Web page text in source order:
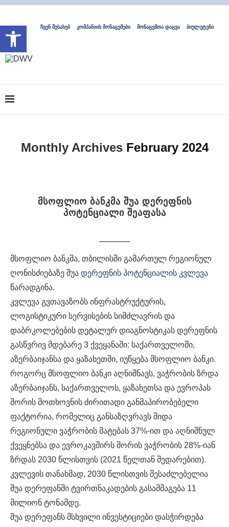
Open toolbarჩვენ შესახებ კომპანიის მონაცემები მონაცემთა დაცვა ბიულეტენი
Monthly Archives February 2024
მსოფლიო ბანკმა შუა დერეფნის
პოტენციალი შეაფასა
მსოფლიო ბანკმა, თბილისში გამართულ რეგიონულ
ღონისძიებაზე შუა დერეფნის პოტენციალის კვლევა
წარადგინა.
კვლევა გვთავაზობს ინფრასტრუქტურის,
ლოგისტიკური სერვისების სიმძლავრის და
დაბრკოლებების დეტალურ დიაგნოსტიკას დერეფნის
გასწვრივ მდებარე 3 ქვეყანაში: საქართველოში,
აზერბაიჯანსა და ყაზახეთში, იუწყება მსოფლიო ბანკი.
როგორც მსოფლიო ბანკი აღნიშნავს, ვაჭრობის ზრდა
აზერბაიჯანს, საქართველოს, ყაზახეთსა და ევროპას
შორის მოთხოვნის ძირითადი განმაპირობებელი
ფაქტორია, რომელიც განსაზღვრავს შიდა
რეგიონული ვაჭრობის მატებას 37%-ით და აღნიშნულ
ქვეყნებსა და ევროკავშირს შორის ვაჭრობის 28%-იან
ზრდას 2030 წლისთვის (2021 წელთან შედარებით).
კვლევის თანახმად, 2030 წლისთვის შესაძლებელია
შუა დერეფანში ტვირთნაკადების გასამმაგება 11
მილიონ ტონამდე.
შუა დერეფანს მსხვილი ინვესტიციები დასჭირდება